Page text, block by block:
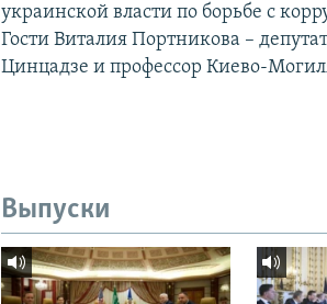
украинской власти по борьбе с
Гости Виталия Портникова –
Цинцадзе и профессор Киево-
Выпуски